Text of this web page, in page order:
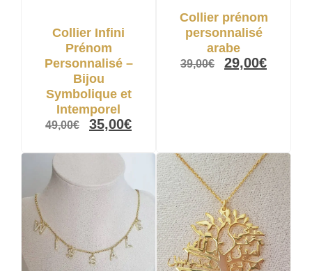
Collier Infini
Prénom
Personnalisé –
Bijou
Symbolique et
Intemporel
49,00€ 35,00€
Collier prénom
personnalisé
arabe
39,00€ 29,00€